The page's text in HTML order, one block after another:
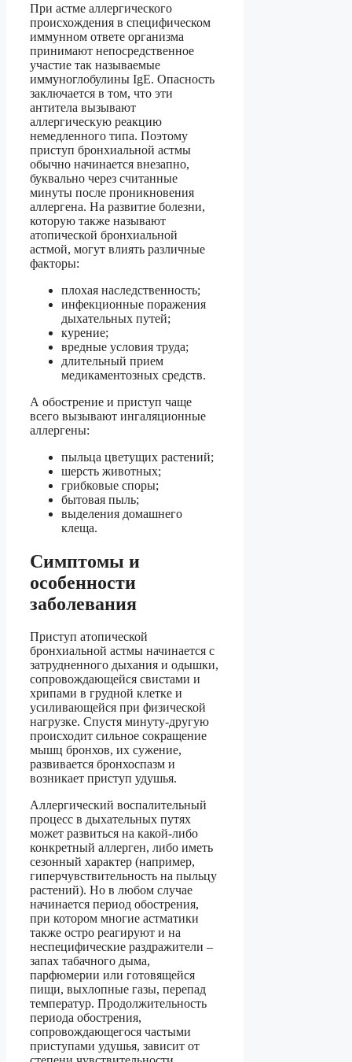
При астме аллергического
происхождения в специфическом
иммунном ответе организма
принимают непосредственное
участие так называемые
иммуноглобулины IgE. Опасность
заключается в том, что эти
антитела вызывают
аллергическую реакцию
немедленного типа. Поэтому
приступ бронхиальной астмы
обычно начинается внезапно,
буквально через считанные
минуты после проникновения
аллергена. На развитие болезни,
которую также называют
атопической бронхиальной
астмой, могут влиять различные
факторы:
плохая наследственность;
инфекционные поражения
дыхательных путей;
курение;
вредные условия труда;
длительный прием
медикаментозных средств.
А обострение и приступ чаще
всего вызывают ингаляционные
аллергены:
пыльца цветущих растений;
шерсть животных;
грибковые споры;
бытовая пыль;
выделения домашнего
клеща.
Симптомы и
особенности
заболевания
Приступ атопической
бронхиальной астмы начинается с
затрудненного дыхания и одышки,
сопровождающейся свистами и
хрипами в грудной клетке и
усиливающейся при физической
нагрузке. Спустя минуту-другую
происходит сильное сокращение
мышц бронхов, их сужение,
развивается бронхоспазм и
возникает приступ удушья.
Аллергический воспалительный
процесс в дыхательных путях
может развиться на какой-либо
конкретный аллерген, либо иметь
сезонный характер (например,
гиперчувствительность на пыльцу
растений). Но в любом случае
начинается период обострения,
при котором многие астматики
также остро реагируют и на
неспецифические раздражители –
запах табачного дыма,
парфюмерии или готовящейся
пищи, выхлопные газы, перепад
температур. Продолжительность
периода обострения,
сопровождающегося частыми
приступами удушья, зависит от